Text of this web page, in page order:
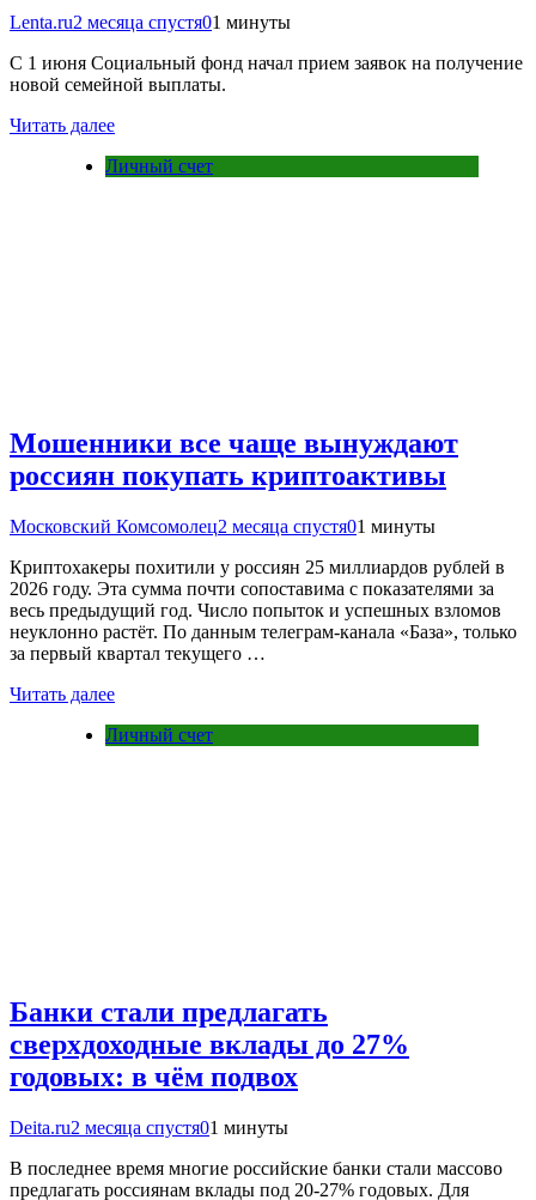
Lenta.ru2 месяца спустя01 минуты
С 1 июня Социальный фонд начал прием заявок на получение
новой семейной выплаты.
Читать далее
Личный счет
Мошенники все чаще вынуждают
россиян покупать криптоактивы
Московский Комсомолец2 месяца спустя01 минуты
Криптохакеры похитили у россиян 25 миллиардов рублей в
2026 году. Эта сумма почти сопоставима с показателями за
весь предыдущий год. Число попыток и успешных взломов
неуклонно растёт. По данным телеграм-канала «База», только
за первый квартал текущего …
Читать далее
Личный счет
Банки стали предлагать
сверхдоходные вклады до 27%
годовых: в чём подвох
Deita.ru2 месяца спустя01 минуты
В последнее время многие российские банки стали массово
предлагать россиянам вклады под 20-27% годовых. Для